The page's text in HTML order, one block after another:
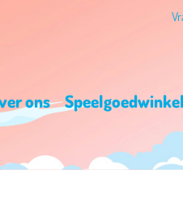
ons Speelgoedwinkel